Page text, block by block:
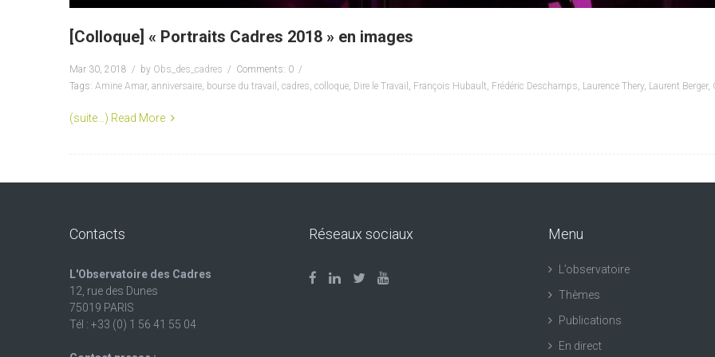
[Colloque] « Portraits Cadres 2018 » en images
Mar 30, 2018 by Obs_des_cadres
Comments: 0
Tags: Amine Amar, anniversaire, bourse du travail , cadres, colloque, Dire le Travail , François Hubault, Frédéric Deschamps, Laurence Thery, Laurent Berger,
(suite…) Read More
Contacts
L'Observatoire des Cadres
12, rue des Dunes
75019 PARIS
Tél : +33 (0) 1 56 41 55 04
Réseaux sociaux Menu
L’observatoire
Thèmes
Publications
En direct